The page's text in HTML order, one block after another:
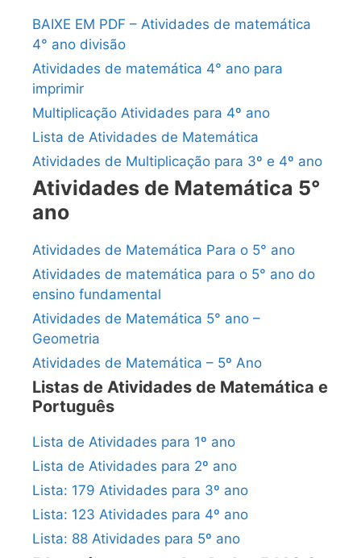
BAIXE EM PDF – Atividades de matemática
4° ano divisão
Atividades de matemática 4° ano para
imprimir
Multiplicação Atividades para 4º ano
Lista de Atividades de Matemática
Atividades de Multiplicação para 3º e 4º ano
Atividades de Matemática 5°
ano
Atividades de Matemática Para o 5° ano
Atividades de matemática para o 5° ano do
ensino fundamental
Atividades de Matemática 5° ano –
Geometria
Atividades de Matemática – 5º Ano
Listas de Atividades de Matemática e
Português
Lista de Atividades para 1º ano
Lista de Atividades para 2º ano
Lista: 179 Atividades para 3º ano
Lista: 123 Atividades para 4º ano
Lista: 88 Atividades para 5º ano